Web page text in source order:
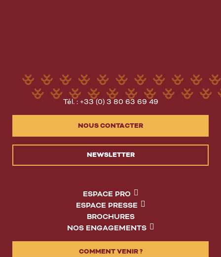
Tél. : +33 (0) 3 80 63 69 49
NOUS CONTACTER
NEWSLETTER
ESPACE PRO
ESPACE PRESSE
BROCHURES
NOS ENGAGEMENTS
COMMENT VENIR ?